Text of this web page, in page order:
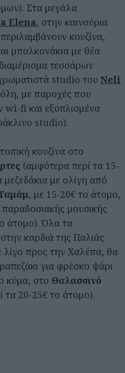
Στα μεγάλα
Elena, στην καινούρια
κουζίνα,
μπαλκονάκια με θέα
τεσσάρων
studio του Neli
με παροχές που
wi-fi και εξοπλισμένα
studio).
κουζίνα στο
(αμφότερα περί τα 15-
με ολίγη από
, με 15-20€ το άτομο,
μουσικής
άτομο). Όλα τα
καρδιά της Παλιάς
λίγο προς την Χαλέπα, θα
για φρέσκο ψάρι
κύμα, στο Θαλασσινό
τα 20-25€ το άτομο).